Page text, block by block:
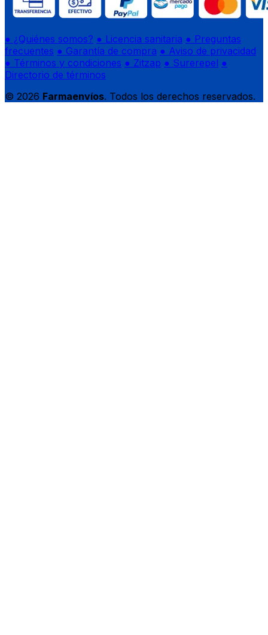
● ¿Quiénes somos? ● Licencia sanitaria ● Preguntas
frecuentes ● Garantía de compra ● Aviso de privacidad
● Términos y condiciones ● Zitzap ● Surerepel ●
Directorio de términos
© 2026 Farmaenvíos. Todos los derechos reservados.